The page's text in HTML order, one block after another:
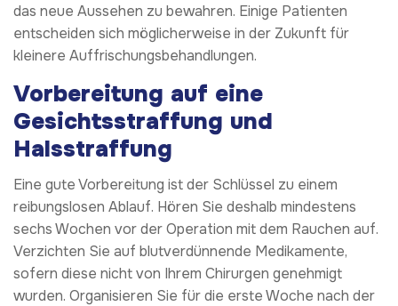
das neue Aussehen zu bewahren. Einige Patienten
entscheiden sich möglicherweise in der Zukunft für
kleinere Auffrischungsbehandlungen.
Vorbereitung auf eine
Gesichtsstraffung und
Halsstraffung
Eine gute Vorbereitung ist der Schlüssel zu einem
reibungslosen Ablauf. Hören Sie deshalb mindestens
sechs Wochen vor der Operation mit dem Rauchen auf.
Verzichten Sie auf blutverdünnende Medikamente,
sofern diese nicht von Ihrem Chirurgen genehmigt
wurden. Organisieren Sie für die erste Woche nach der